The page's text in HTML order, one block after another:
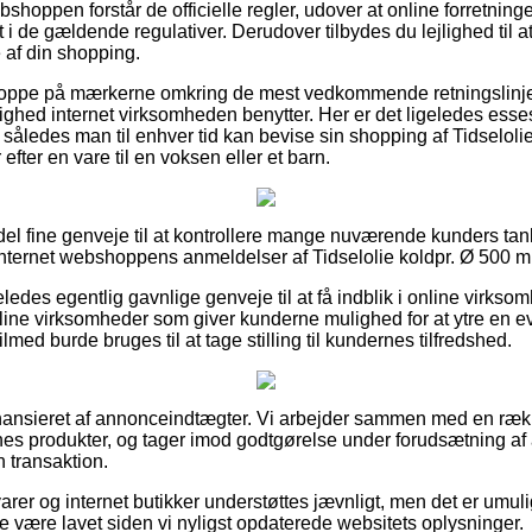
forstår de officielle regler, udover at online
de gældende regulativer. Derudover tilbydes du lejlighed til
din shopping.
på mærkerne omkring de mest vedkommende
internet virksomheden benytter. Her er det ligeledes
man til enhver tid kan bevise sin shopping af
en vare til en voksen eller et barn.
fine genveje til at kontrollere mange nuværende kunders
webshoppens anmeldelser af Tidselolie koldpr. Ø 500
egentlig gavnlige genveje til at få indblik i online
virksomheder som giver kunderne mulighed for at ytre en
burde bruges til at tage stilling til kundernes tilfredshed.
af annonceindtægter. Vi arbejder sammen med en
produkter, og tager imod godtgørelse under forudsætning
transaktion.
og internet butikker understøttes jævnligt, men det er
være lavet siden vi nyligst opdaterede websitets oplysninger.